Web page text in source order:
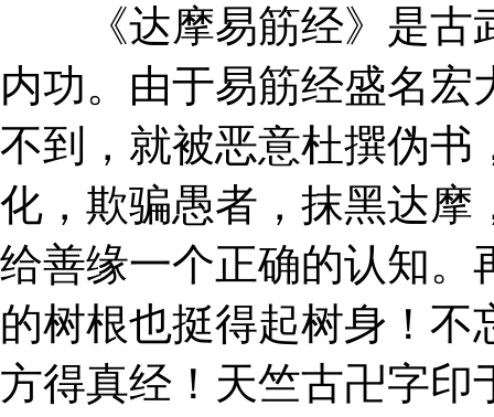
《达摩易筋经》是古
内功。由于易筋经盛名
不到，就被恶意杜撰伪书
化，欺骗愚者，抹黑达摩
给善缘一个正确的认知。
的树根也挺得起树身！
方得真经！天竺古卍字印